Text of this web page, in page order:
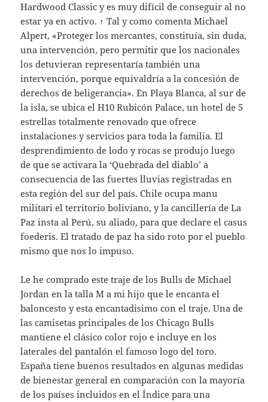
Hardwood Classic y es muy difícil de conseguir al no
estar ya en activo. ↑ Tal y como comenta Michael
Alpert, «Proteger los mercantes, constituía, sin duda,
una intervención, pero permitir que los nacionales
los detuvieran representaría también una
intervención, porque equivaldría a la concesión de
derechos de beligerancia». En Playa Blanca, al sur de
la isla, se ubica el H10 Rubicón Palace, un hotel de 5
estrellas totalmente renovado que ofrece
instalaciones y servicios para toda la familia. El
desprendimiento de lodo y rocas se produjo luego
de que se activara la ‘Quebrada del diablo’ a
consecuencia de las fuertes lluvias registradas en
esta región del sur del país. Chile ocupa manu
militari el territorio boliviano, y la cancillería de La
Paz insta al Perú, su aliado, para que declare el casus
foederis. El tratado de paz ha sido roto por el pueblo
mismo que nos lo impuso.
Le he comprado este traje de los Bulls de Michael
Jordan en la talla M a mi hijo que le encanta el
baloncesto y esta encantadisimo con el traje. Una de
las camisetas principales de los Chicago Bulls
mantiene el clásico color rojo e incluye en los
laterales del pantalón el famoso logo del toro.
España tiene buenos resultados en algunas medidas
de bienestar general en comparación con la mayoría
de los países incluidos en el Índice para una